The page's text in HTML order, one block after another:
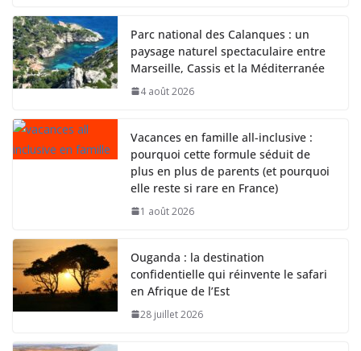
Parc national des Calanques : un
paysage naturel spectaculaire entre
Marseille, Cassis et la Méditerranée
4 août 2026
Vacances en famille all-inclusive :
pourquoi cette formule séduit de
plus en plus de parents (et pourquoi
elle reste si rare en France)
1 août 2026
Ouganda : la destination
confidentielle qui réinvente le safari
en Afrique de l’Est
28 juillet 2026